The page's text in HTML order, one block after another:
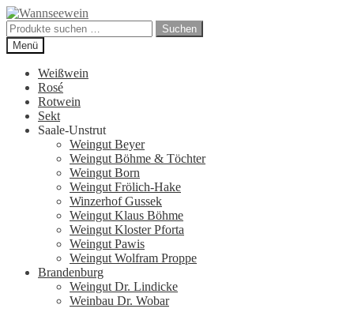
Zur
Navigation
springen
Zum
Inhalt
springen
Suchen
nach:
Suchen
Menü
Weißwein
Rosé
Rotwein
Sekt
Saale-Unstrut
Weingut Beyer
Weingut Böhme & Töchter
Weingut Born
Weingut Frölich-Hake
Winzerhof Gussek
Weingut Klaus Böhme
Weingut Kloster Pforta
Weingut Pawis
Weingut Wolfram Proppe
Brandenburg
Weingut Dr. Lindicke
Weinbau Dr. Wobar